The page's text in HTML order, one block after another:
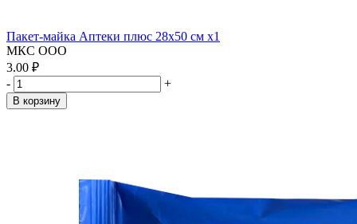
Пакет-майка Аптеки плюс 28х50 см x1
МКС ООО
3.00 ₽
-
+
В корзину